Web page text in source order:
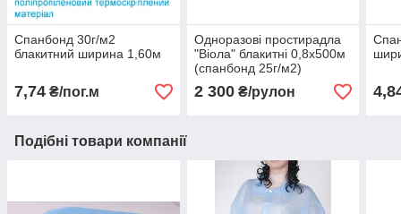
Спанбонд 30г/м2
блакитний ширина 1,60м
7,74 ₴/пог.м
Одноразові простирадла
"Віола" блакитні 0,8х500м
(спанбонд 25г/м2)
2 300₴/рулон
Подібні товари компанії